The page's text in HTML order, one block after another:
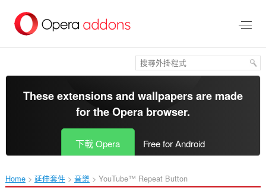
區
These extensions and wallpapers are made
for theOpera browser.
下載 Opera Free for Android
Home 延伸套件 音樂 YouTube™ Repeat Button‎